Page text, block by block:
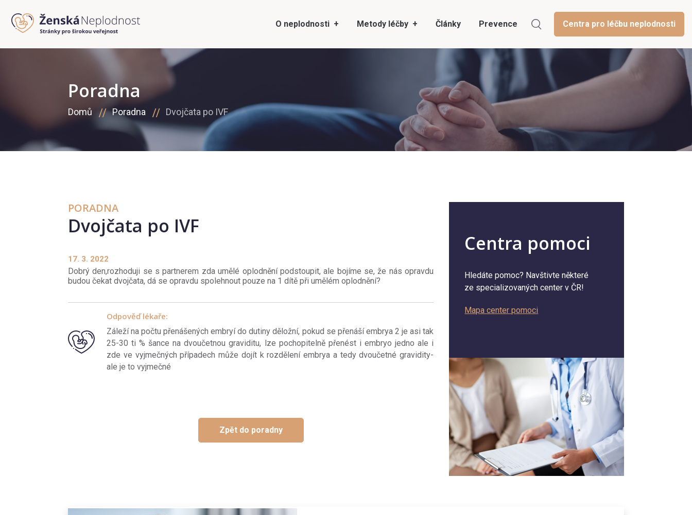
O neplodnosti Metody léčby Články Prevence Centra pro léčbu neplodnosti
Poradna
Domů Poradna Dvojčata po IVF
PORADNA
Dvojčata po IVF
17. 3. 2022
Dobrý den,rozhoduji se s partnerem zda umělé oplodnění podstoupit, ale bojíme se, že nás opravdu
budou čekat dvojčata, dá se opravdu spolehnout pouze na 1 dítě při umělém oplodnění?
Odpověď lékaře:
Záleží na počtu přenášených embryí do dutiny děložní, pokud se přenáší embrya 2 je asi tak
25-30 ti % šance na dvoučetnou graviditu, lze pochopitelně přenést i embryo jedno ale i
zde ve vyjmečných případech může dojít k rozdělení embrya a tedy dvoučetné gravidity-
ale je to vyjmečné
Zpět do poradny
Centra pomoci
Hledáte pomoc? Navštivte některé
ze specializovaných center v ČR!
Mapa center pomoci